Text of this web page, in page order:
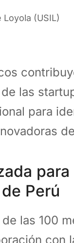
(USIL)
las
para
para
Perú
las 100
con